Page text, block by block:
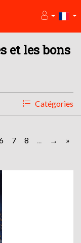
et les bons
Catégories
7 8 ... »